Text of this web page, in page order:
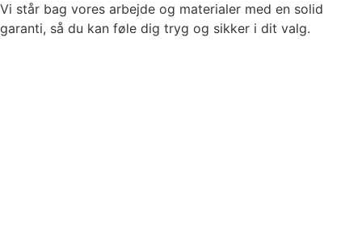
Vi står bag vores arbejde og materialer med en solid
garanti, så du kan føle dig tryg og sikker i dit valg.